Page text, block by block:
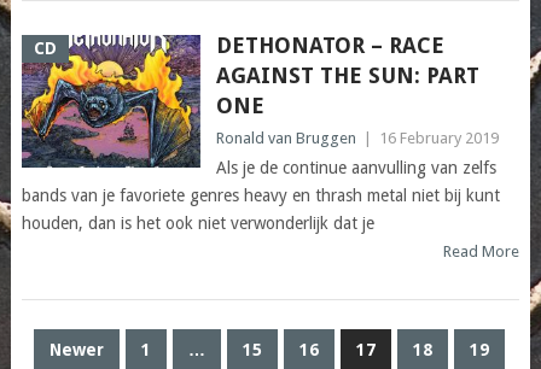
CD
DETHONATOR – RACE
AGAINST THE SUN: PART
ONE
Ronald van Bruggen 16 February 2019
Als je de continue aanvulling van zelfs
bands van je favoriete genres heavy en thrash metal niet bij kunt
houden, dan is het ook niet verwonderlijk dat je
Read More
POSTS
Newer 1 … 15 16 17 18 19